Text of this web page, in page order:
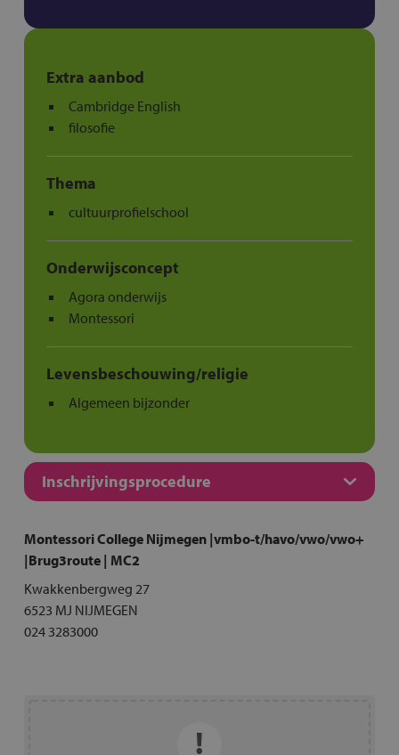
Inschrijvingsprocedure
Montessori College Nijmegen |vmbo-t/havo/vwo/vwo+
|Brug3route | MC2
Kwakkenbergweg 27
6523 MJ NIJMEGEN
024 3283000
Extra aanbod
Cambridge English
filosofie
Thema
cultuurprofielschool
Onderwijsconcept
Agora onderwijs
Montessori
Levensbeschouwing/religie
Algemeen bijzonder